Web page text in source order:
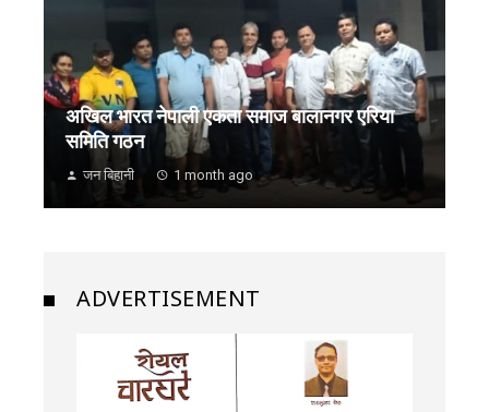
अखिल भारत नेपाली एकता समाज बालानगर एरिया
समिति गठन
जन बिहानी 1 month ago
ADVERTISEMENT